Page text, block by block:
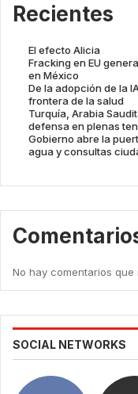
Recientes
El efecto Alicia
Fracking en EU
en México
De la adopción de la
frontera de la salud
Turquía, Arabia
defensa en plenas
Gobierno abre la
agua y consultas
No hay comentarios que
SOCIAL NETWORKS